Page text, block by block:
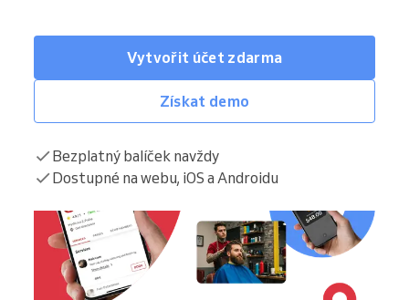
Vytvořit účet zdarma
Získat demo
Bezplatný balíček navždy
Dostupné na webu, iOS a Androidu